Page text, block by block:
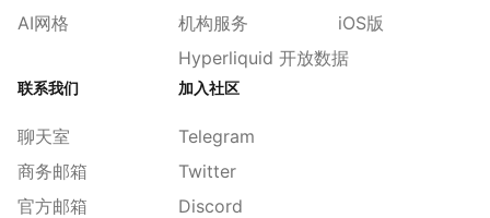
AI网格
机构服务
Hyperliquid 开放数据
iOS版
联系我们
聊天室
商务邮箱
官方邮箱
加入社区
Telegram
Twitter
Discord